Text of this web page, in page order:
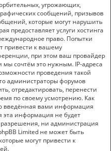
угрожающих,
сообщений, призывов
которые могут нарушить
предоставляет услуги хостинга
право. Попытки
привести к вашему
при этом ваш провайдер
мы сочтём это нужным. IP-адреса
проведения такой
администраторы форумов
отредактировать, перенести
по своему усмотрению. Как
введённая вами информация
эта информация не будет
ни администрация
Limited не может быть
могут привести к